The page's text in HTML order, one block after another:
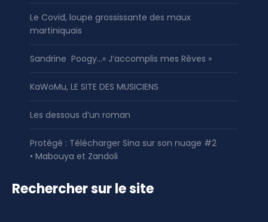
Le Covid, loupe grossissante des maux
martiniquais
Sandrine Poogy…« J’accomplis mes Rêves »
KaWoMu, LE SITE DES MUSICIENS
Les dessous d’un roman
Protégé : Télécharger Sina sur son nuage #2
• Mabouya et Zandoli
Rechercher sur le site